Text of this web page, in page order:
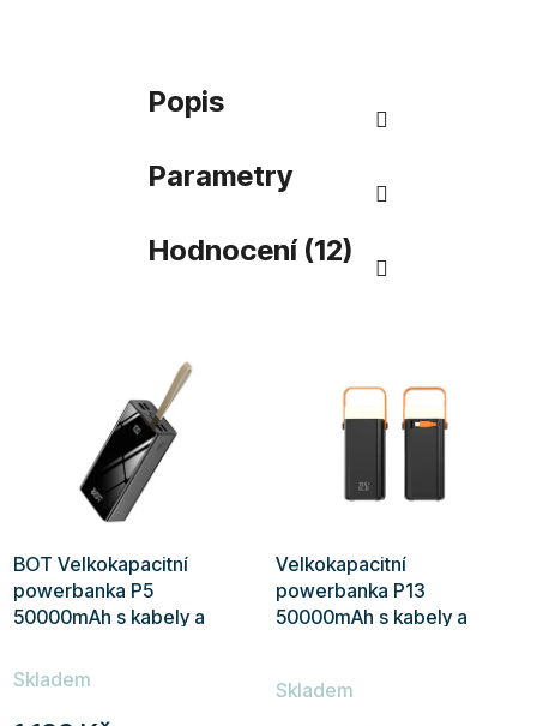
Popis
Parametry
Hodnocení (12)
BOT Velkokapacitní
powerbanka P5
50000mAh s kabely a
hodnocení
Skladem
Velkokapacitní
powerbanka P13
50000mAh s kabely a
Skladem